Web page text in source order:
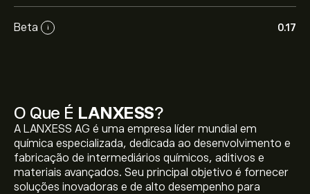
Beta i 0.17
O Que É LANXESS?
A LANXESS AG é uma empresa líder mundial em
química especializada, dedicada ao desenvolvimento e
fabricação de intermediários químicos, aditivos e
materiais avançados. Seu principal objetivo é fornecer
soluções inovadoras e de alto desempenho para